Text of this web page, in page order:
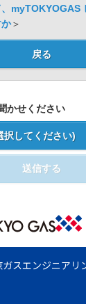
myTOKYOGAS
＞
戻る
かせください
択してください)
送信する
スエンジニアリ